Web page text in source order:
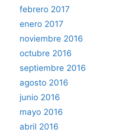
febrero 2017
enero 2017
noviembre 2016
octubre 2016
septiembre 2016
agosto 2016
junio 2016
mayo 2016
abril 2016